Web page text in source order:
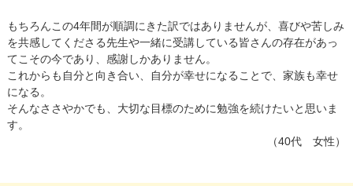
もちろんこの4年間が順調にきた訳ではありませんが、喜びや苦しみ
を共感してくださる先生や一緒に受講している皆さんの存在があっ
てこその今であり、感謝しかありません。
これからも自分と向き合い、自分が幸せになることで、家族も幸せ
になる。
そんなささやかでも、大切な目標のために勉強を続けたいと思いま
す。
（40代 女性）